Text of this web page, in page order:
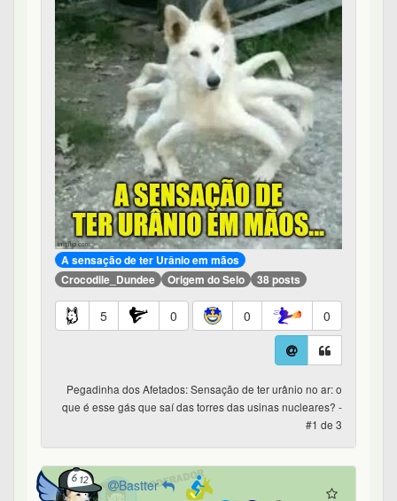
A sensação de ter Urânio em mãos
Crocodile_Dundee
Origem do Selo 38 posts
5 0 0 0
Pegadinha dos Afetados: Sensação de ter urânio no ar: o
que é esse gás que saí das torres das usinas nucleares? -
#1 de 3
Bastter